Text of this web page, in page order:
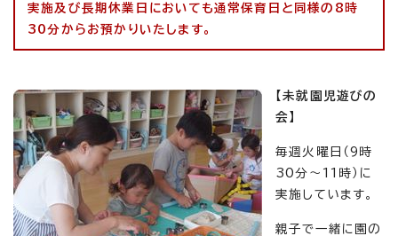
実施及び長期休業日においても通常保育日と同様の8時
30分からお預かりいたします。
【未就園児遊びの
会】
毎週火曜日（9時
30分～11時）に
実施しています。
親子で一緒に園の